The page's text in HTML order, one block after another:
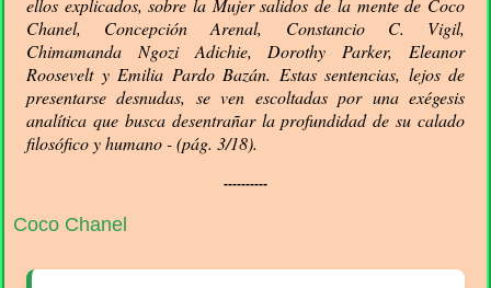
ellos explicados, sobre la Mujer salidos de la mente de Coco
Chanel, Concepción Arenal, Constancio C. Vigil,
Chimamanda Ngozi Adichie, Dorothy Parker, Eleanor
Roosevelt y Emilia Pardo Bazán. Estas sentencias, lejos de
presentarse desnudas, se ven escoltadas por una exégesis
analítica que busca desentrañar la profundidad de su calado
filosófico y humano - (pág. 3/18).
----------
Coco Chanel